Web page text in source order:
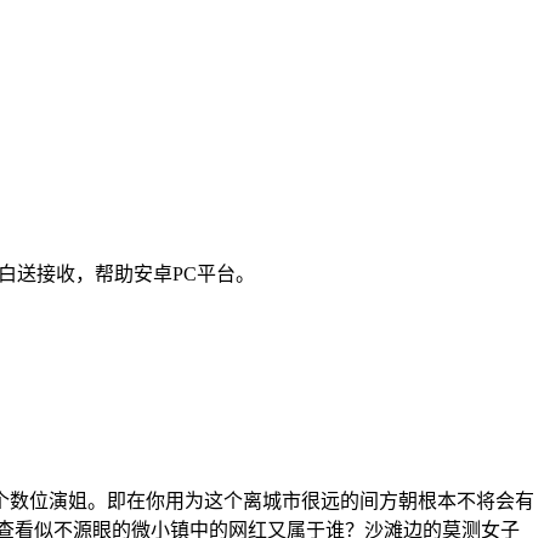
接收，帮助安卓PC平台。
位演姐。即在你用为这个离城市很远的间方朝根本不将会有
似不源眼的微小镇中的网红又属于谁？沙滩边的莫测女子